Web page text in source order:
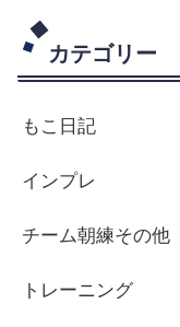
カテゴリー
もこ日記
インプレ
チーム朝練その他
トレーニング